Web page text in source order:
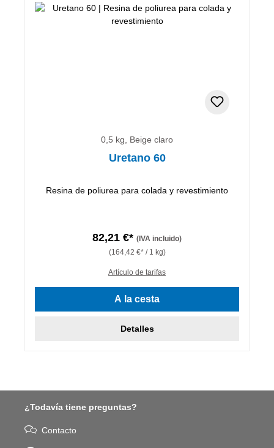
0,5 kg, Beige claro
Uretano 60
Resina de poliurea para colada y revestimiento
82,21 €* (IVA incluido)
(164,42 €* / 1 kg)
Artículo de tarifas
A la cesta
Detalles
¿Todavía tiene preguntas?
Contacto